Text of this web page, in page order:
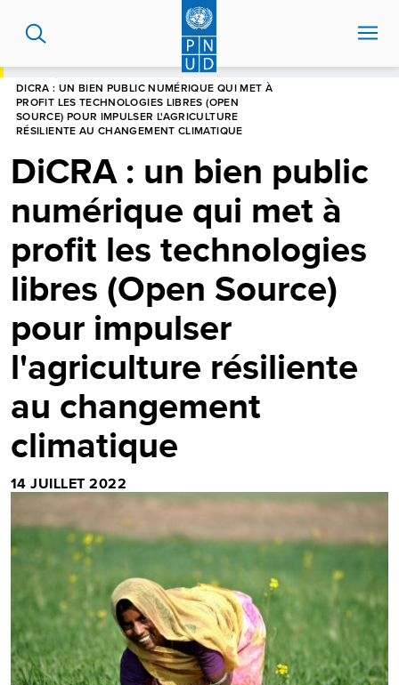
contenu
principal
DICRA : UN BIEN PUBLIC NUMÉRIQUE QUI MET À
PROFIT LES TECHNOLOGIES LIBRES (OPEN
SOURCE) POUR IMPULSER L'AGRICULTURE
RÉSILIENTE AU CHANGEMENT CLIMATIQUE
DiCRA : un bien public
numérique qui met à
profit les technologies
libres (Open Source)
pour impulser
l'agriculture résiliente
au changement
climatique
14 JUILLET 2022